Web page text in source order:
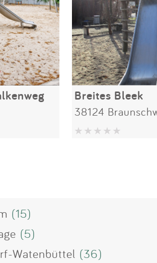
Breites Bleek
38124
(15)
(5)
Watenbüttel (36)